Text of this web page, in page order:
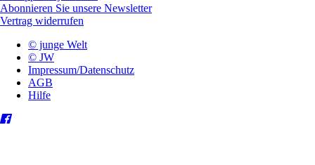
Abonnieren Sie unsere Newsletter
Vertrag widerrufen
© junge Welt
© JW
Impressum/Datenschutz
AGB
Hilfe